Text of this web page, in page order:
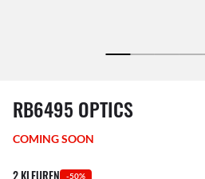
1 item is uit je verlanglijst verwijderd
RB6495 OPTICS
COMING SOON
2 KLEUREN -50%